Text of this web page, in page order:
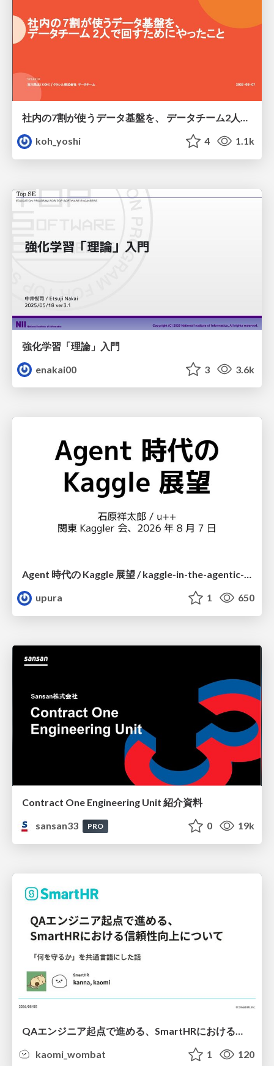
社内の7割が使うデータ基盤を、 データチーム2人で回すためにやったこと
koh_yoshi
4 1.1k
強化学習「理論」入門
enakai00
3 3.6k
Agent 時代の Kaggle 展望 / kaggle-in-the-agentic-era
upura
1 650
Contract One Engineering Unit 紹介資料
sansan33
PRO 0 19k
kaomi_wombat
1 120